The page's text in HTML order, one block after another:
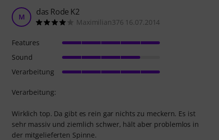
M das Rode K2
Maximilian376 16.07.2014
Verarbeitung:
Wirklich top. Da gibt es rein gar nichts zu meckern. Es ist
sehr massiv und ziemlich schwer, hält aber problemlos in
der mitgelieferten Spinne.
Features
Sound
Verarbeitung